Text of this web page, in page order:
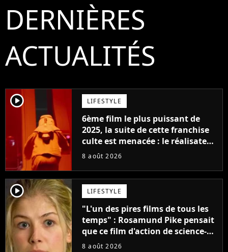
DERNIÈRES
ACTUALITÉS
player2 LIFESTYLE
6ème film le plus puissant de
2025, la suite de cette franchise
culte est menacée : le réalisateur
claque la porte pour "différends
8 août 2026
player2 LIFESTYLE
"L'un des pires films de tous les
temps" : Rosamund Pike pensait
que ce film d'action de science-
fiction avec Dwayne Johnson
8 août 2026